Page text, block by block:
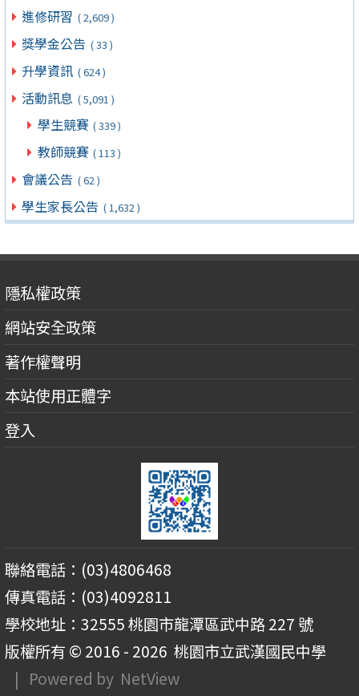
進修研習 ( 2,609 )
獎學金公告 ( 33 )
升學資訊 ( 624 )
活動訊息 ( 5,091 )
學生競賽 ( 339 )
教師競賽 ( 113 )
會議公告 ( 62 )
學生家長公告 ( 1,632 )
隱私權政策
網站安全政策
著作權聲明
本站使用正體字
登入
聯絡電話：(03)4806468
傳真電話：(03)4092811
學校地址：32555 桃園市龍潭區武中路 227 號
版權所有 © 2016 - 2026 桃園市立武漢國民中學
| Powered by NetView